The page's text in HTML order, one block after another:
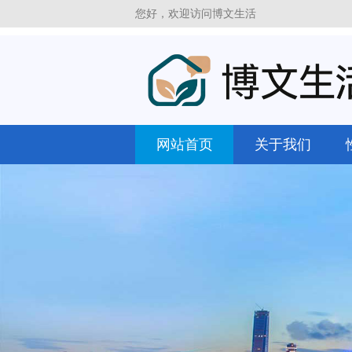
您好，欢迎访问博文生活
网站首页 关于我们